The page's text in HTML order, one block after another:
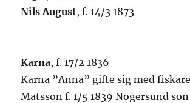
Nils August, f. 14/3 1873
Karna, f. 17/2 1836
Karna ”Anna” gifte sig med
Matsson f. 1/5 1839 Nogersund